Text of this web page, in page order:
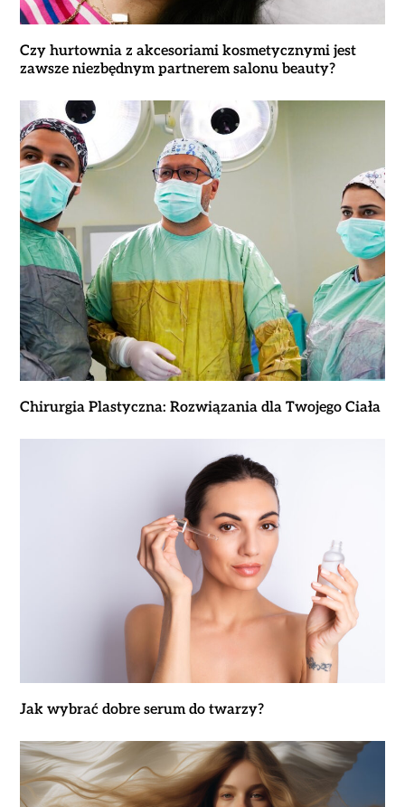
Czy hurtownia z akcesoriami kosmetycznymi jest
zawsze niezbędnym partnerem salonu beauty?
Chirurgia Plastyczna: Rozwiązania dla Twojego Ciała
Jak wybrać dobre serum do twarzy?